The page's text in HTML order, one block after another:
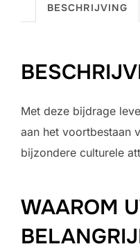
BESCHRIJVING
Met deze bijdrage
aan het voortbestaan
bijzondere culturele
WAAROM